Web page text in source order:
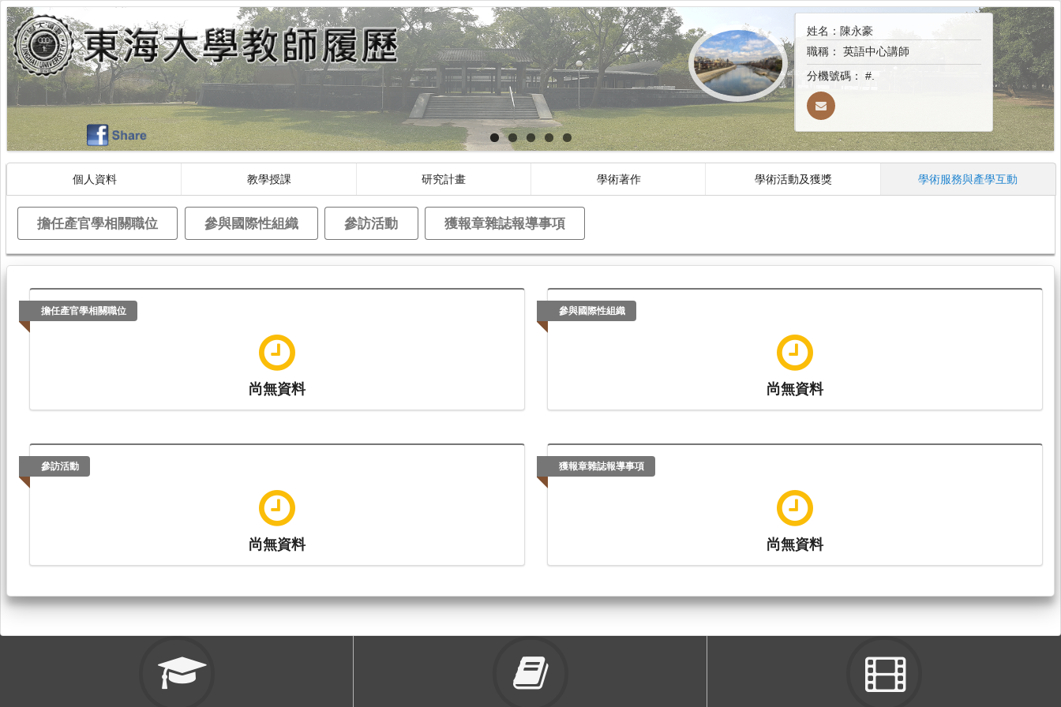
姓名：陳永豪
職稱： 英語中心講師
分機號碼： #.
個人資料 教學授課 研究計畫 學術著作 學術活動及獲獎 學術服務與產學互動
擔任產官學相關職位 參與國際性組織 參訪活動 獲報章雜誌報導事項
擔任產官學相關職位
尚無資料
參與國際性組織
尚無資料
參訪活動
尚無資料
獲報章雜誌報導事項
尚無資料